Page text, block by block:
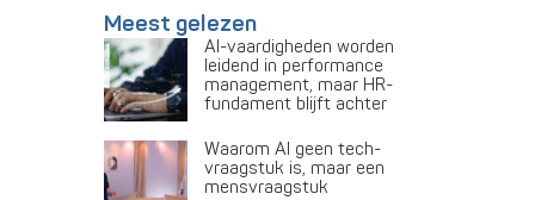
Meest gelezen
AI-vaardigheden worden
leidend in performance
management, maar HR-
fundament blijft achter
Waarom AI geen tech-
vraagstuk is, maar een
mensvraagstuk